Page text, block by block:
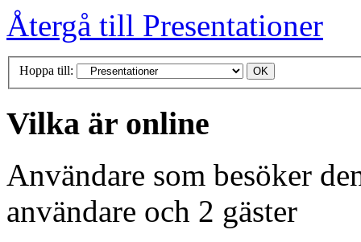
Återgå till Presentationer
Hoppa till:
Vilka är online
Användare som besöker
användare och 2 gäster